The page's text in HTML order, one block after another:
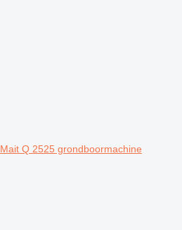
Mait Q 2525 grondboormachine